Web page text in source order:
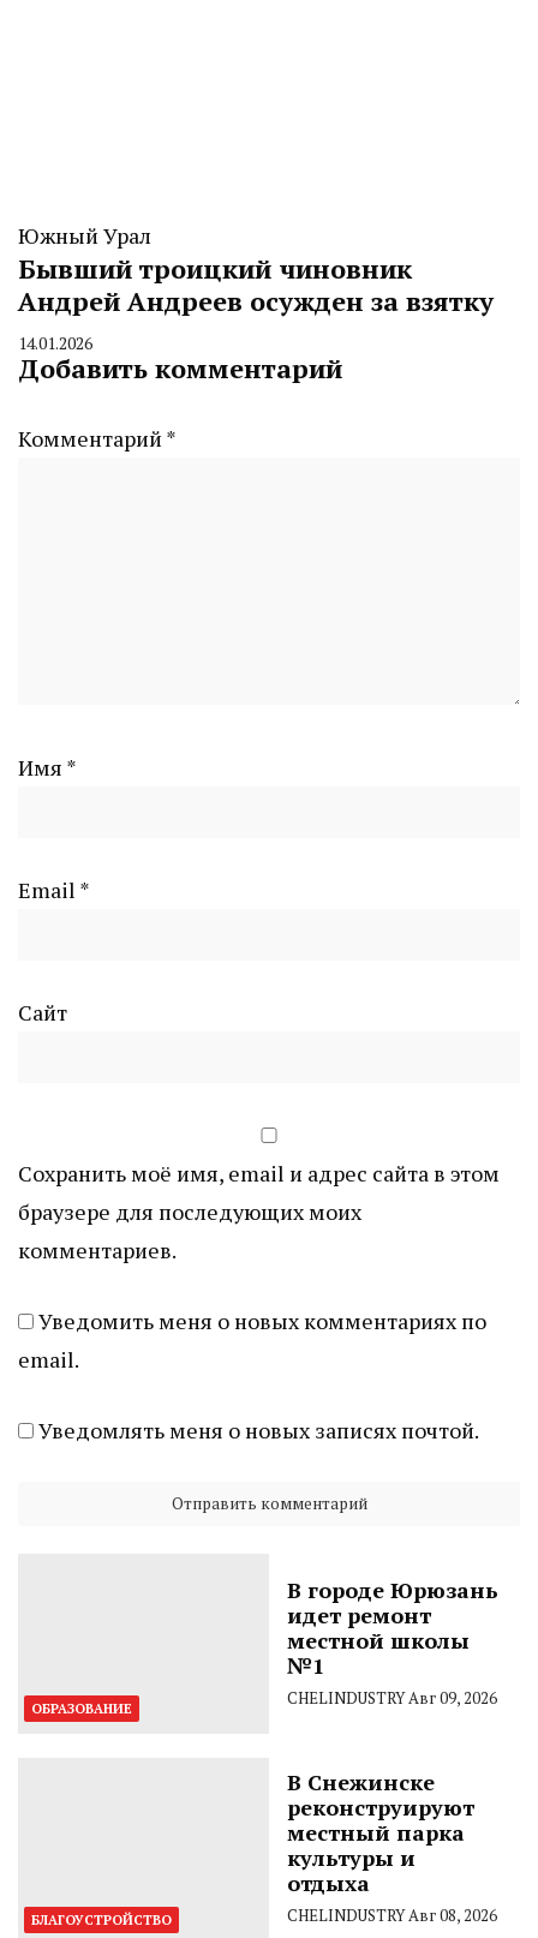
Южный Урал
Бывший троицкий чиновник
Андрей Андреев осужден за взятку
By
CHELINDUSTRY
14.01.2026
Добавить комментарий
Комментарий *
Имя *
Email *
Сайт
Сохранить моё имя, email и адрес сайта в этом
браузере для последующих моих
комментариев.
Уведомить меня о новых комментариях по
email.
Уведомлять меня о новых записях почтой.
ОБРАЗОВАНИЕ
В городе Юрюзань
идет ремонт
местной школы
№1
CHELINDUSTRYАвг 09, 2026
БЛАГОУСТРОЙСТВО
В Снежинске
реконструируют
местный парка
культуры и
отдыха
CHELINDUSTRYАвг 08, 2026